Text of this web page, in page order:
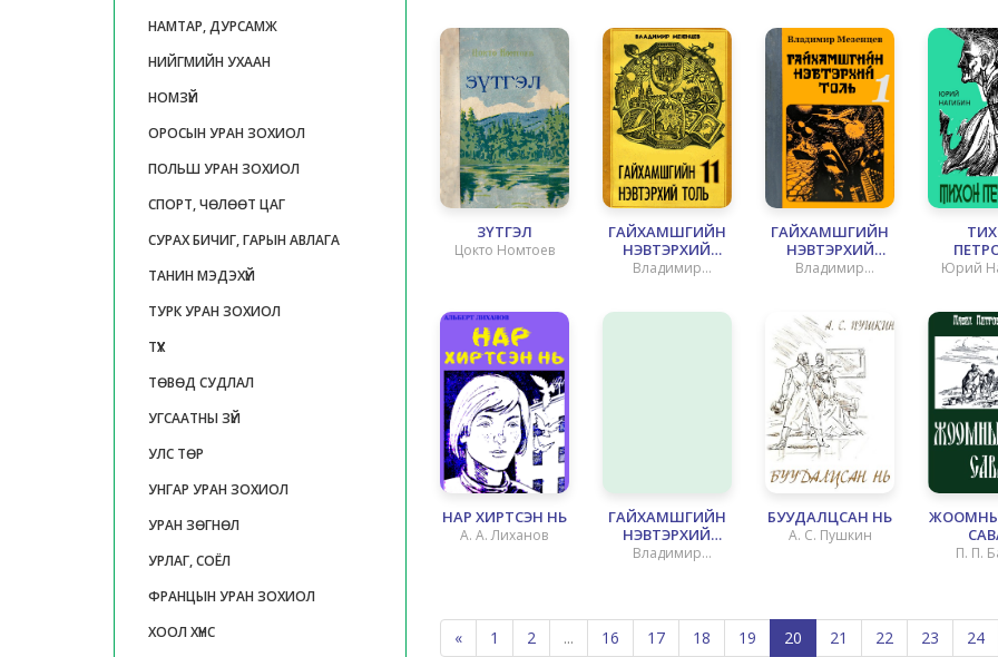
НАМТАР, ДУРСАМЖ
НИЙГМИЙН УХААН
НОМЗҮЙ
ОРОСЫН УРАН ЗОХИОЛ
ПОЛЬШ УРАН ЗОХИОЛ
СПОРТ, ЧӨЛӨӨТ ЦАГ
СУРАХ БИЧИГ, ГАРЫН АВЛАГА
ТАНИН МЭДЭХҮЙ
ТУРК УРАН ЗОХИОЛ
ТҮҮХ
ТӨВӨД СУДЛАЛ
УГСААТНЫ ЗҮЙ
УЛС ТӨР
УНГАР УРАН ЗОХИОЛ
УРАН ЗӨГНӨЛ
УРЛАГ, СОЁЛ
ФРАНЦЫН УРАН ЗОХИОЛ
ХООЛ ХҮНС
ЗҮТГЭЛ
Цокто Номтоев
ГАЙХАМШГИЙН
НЭВТЭРХИЙ
ТОЛЬ - 11 ХҮН ӨӨРӨӨ
Владимир
ГАЙХАМШГИЙН
НЭВТЭРХИЙ
ТОЛЬ - 1
Владимир
Юрий
НАР ХИРТСЭН НЬ
А. А. Лиханов
ГАЙХАМШГИЙН
НЭВТЭРХИЙ
ТОЛЬ – 8
Владимир
БУУДАЛЦСАН НЬ
А. С. Пушкин
П. П.
« 1 2 ... 16 17 18 19 20 21 22 23 24